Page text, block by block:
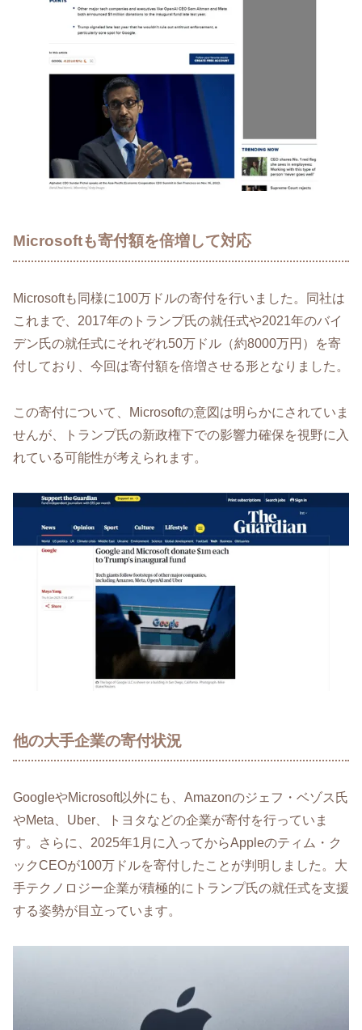
Microsoftも寄付額を倍増して対応
Microsoftも同様に100万ドルの寄付を行いました。同社は
これまで、2017年のトランプ氏の就任式や2021年のバイ
デン氏の就任式にそれぞれ50万ドル（約8000万円）を寄
付しており、今回は寄付額を倍増させる形となりました。
この寄付について、Microsoftの意図は明らかにされていま
せんが、トランプ氏の新政権下での影響力確保を視野に入
れている可能性が考えられます。
他の大手企業の寄付状況
GoogleやMicrosoft以外にも、Amazonのジェフ・ベゾス氏
やMeta、Uber、トヨタなどの企業が寄付を行っていま
す。さらに、2025年1月に入ってからAppleのティム・ク
ックCEOが100万ドルを寄付したことが判明しました。大
手テクノロジー企業が積極的にトランプ氏の就任式を支援
する姿勢が目立っています。